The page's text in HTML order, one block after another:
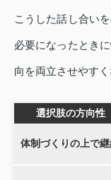
こうした話し合い
必要になったとき
向を両立させやすく
選択肢の方向性
体制づくりの上で